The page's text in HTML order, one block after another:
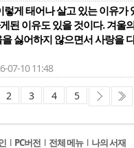
렇게 태어나 살고 있는 이유가
된 이유도 있을 것이다. 겨울
싫어하지 않으면서 사랑을
07-10 11:48
2 3 4 5
l PC버전 l 전체 메뉴 l 나의 서재